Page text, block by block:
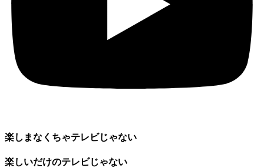
楽しまなくちゃテレビじゃない
楽しいだけのテレビじゃない